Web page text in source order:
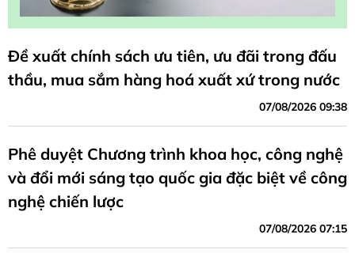
Đề xuất chính sách ưu tiên, ưu đãi trong đấu
thầu, mua sắm hàng hoá xuất xứ trong nước
07/08/2026 09:38
Phê duyệt Chương trình khoa học, công nghệ
và đổi mới sáng tạo quốc gia đặc biệt về công
nghệ chiến lược
07/08/2026 07:15